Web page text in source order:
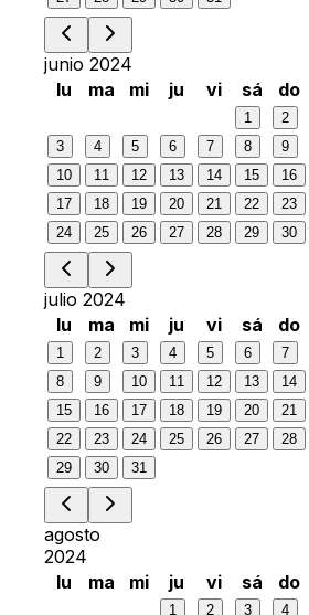
junio 2024
lu
ma mi ju vi sá do
1
2
3
4 5 6 7 8
9
10
11 12 13 14 15
16
17
18 19 20 21 22
23
24
25 26 27 28 29 30
julio 2024
lu
ma mi ju vi sá do
1 2 3 4 5 6
7
8
9 10 11 12 13
14
15
16 17 18 19 20
21
22
23 24 25 26 27
28
29
30 31
agosto
2024
lu
ma mi ju vi sá do
1 2 3
4